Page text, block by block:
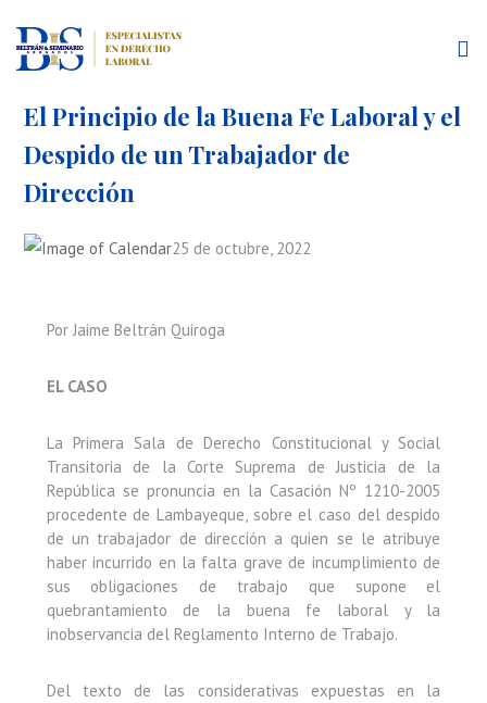
El Principio de la Buena Fe Laboral y el
Despido de un Trabajador de
Dirección
25 de octubre, 2022
Por Jaime Beltrán Quiroga
EL CASO
La Primera Sala de Derecho Constitucional y Social
Transitoria de la Corte Suprema de Justicia de la
República se pronuncia en la Casación Nº 1210-2005
procedente de Lambayeque, sobre el caso del despido
de un trabajador de dirección a quien se le atribuye
haber incurrido en la falta grave de incumplimiento de
sus obligaciones de trabajo que supone el
quebrantamiento de la buena fe laboral y la
inobservancia del Reglamento Interno de Trabajo.
Del texto de las considerativas expuestas en la